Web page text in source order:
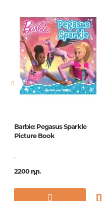
Հրատարակիչ
Լեզու
Նորույթ
Էջերի քանակ
Կազմ
Հրատ. տարեթիվ
ISBN
Barbie: Pegasus Sparkle
Picture Book
.
2200 դր.